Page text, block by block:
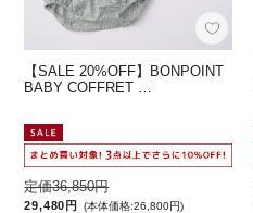
【SALE 20%OFF】BONPOINT
BABY COFFRET …
定価36,850円
29,480円 (本体価格:26,800円)